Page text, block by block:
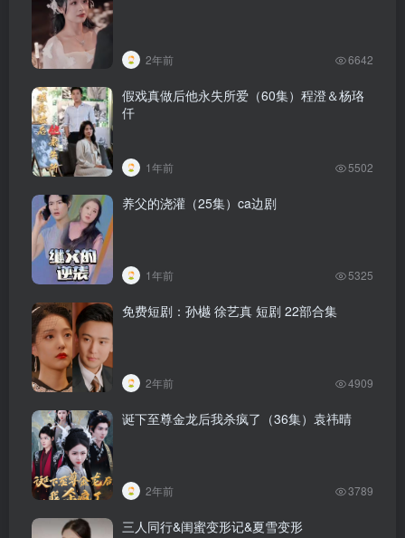
2年前 6642
假戏真做后他永失所爱（60集）程澄＆杨珞
仟
1年前 5502
养父的浇灌（25集）ca边剧
1年前 5325
免费短剧：孙樾 徐艺真 短剧 22部合集
2年前 4909
诞下至尊金龙后我杀疯了（36集）袁祎晴
2年前 3789
三人同行&闺蜜变形记&夏雪变形